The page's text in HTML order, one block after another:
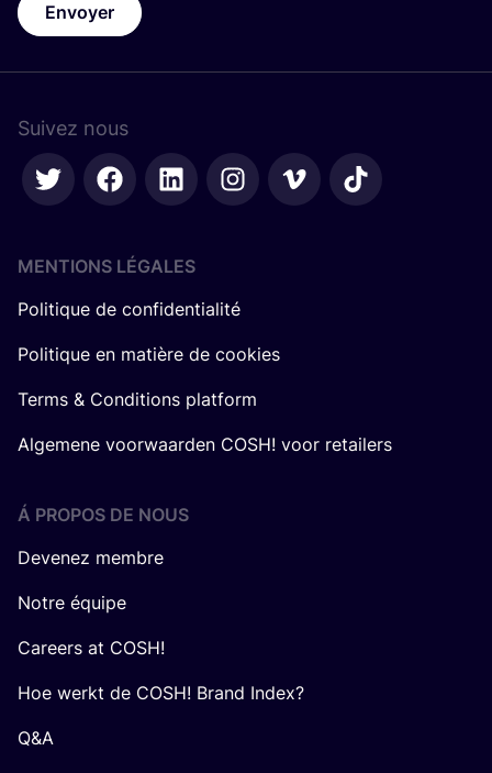
Envoyer
Suivez nous
MENTIONS LÉGALES
Politique de confidentialité
Politique en matière de cookies
Terms & Conditions platform
Algemene voorwaarden COSH! voor retailers
Á PROPOS DE NOUS
Devenez membre
Notre équipe
Careers at COSH!
Hoe werkt de COSH! Brand Index?
Q&A